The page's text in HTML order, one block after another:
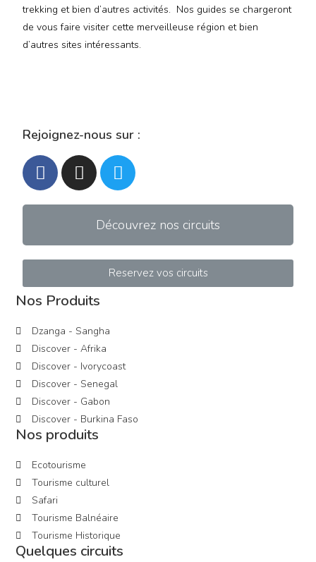
trekking et bien d’autres activités. Nos guides se chargeront
de vous faire visiter cette merveilleuse région et bien
d’autres sites intéressants.
Rejoignez-nous sur :
Découvrez nos circuits
Reservez vos circuits
Nos Produits
Dzanga - Sangha
Discover - Afrika
Discover - Ivorycoast
Discover - Senegal
Discover - Gabon
Discover - Burkina Faso
Nos produits
Ecotourisme
Tourisme culturel
Safari
Tourisme Balnéaire
Tourisme Historique
Quelques circuits